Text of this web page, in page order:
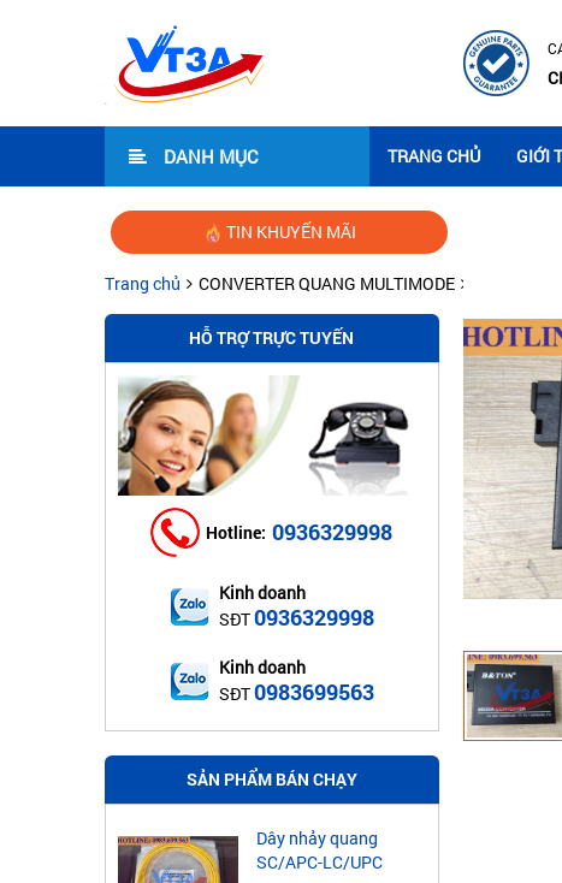
DANH MỤC TRANG CHỦ GIỚI
TIN KHUYẾN MÃI
Trang chủ CONVERTER QUANG MULTIMODE
HỖ TRỢ TRỰC TUYẾN
Hotline: 0936329998
Kinh doanh
SĐT0936329998
Kinh doanh
SĐT0983699563
SẢN PHẨM BÁN CHẠY
Dây nhảy quang
SC/APC-LC/UPC